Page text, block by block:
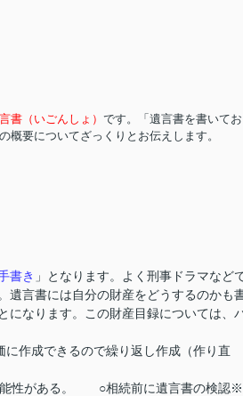
書 （いごんしょ） です。「遺言書を書いてお
要についてざっくりとお伝えします。
書き 」となります。よく刑事ドラマなど
遺言書には自分の財産をどうするのかも
になります。この財産目録については、
成できるので繰り返し作成（作り直
性がある。 ○相続前に遺言書の検認※